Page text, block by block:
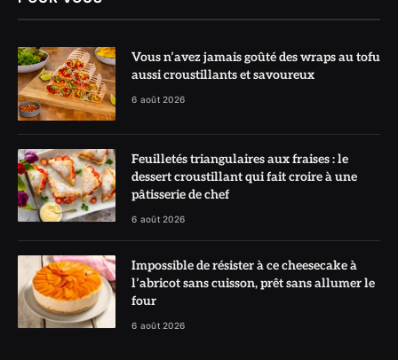
Vous n’avez jamais goûté des wraps au tofu
aussi croustillants et savoureux
6 août 2026
Feuilletés triangulaires aux fraises : le
dessert croustillant qui fait croire à une
pâtisserie de chef
6 août 2026
Impossible de résister à ce cheesecake à
l’abricot sans cuisson, prêt sans allumer le
four
6 août 2026